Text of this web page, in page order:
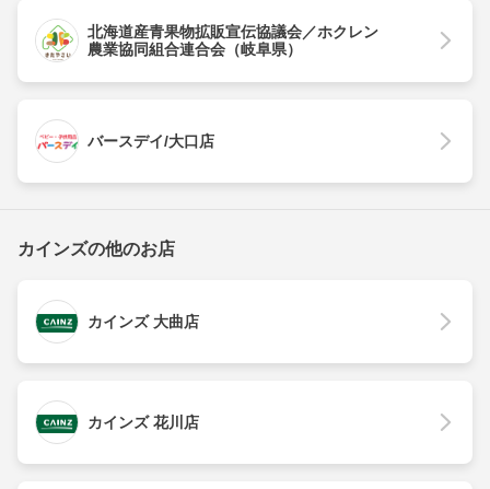
北海道産青果物拡販宣伝協議会／ホクレン
農業協同組合連合会（岐阜県）
バースデイ/大口店
カインズの他のお店
カインズ 大曲店
カインズ 花川店